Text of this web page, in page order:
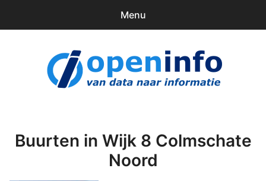
Menu
Downloads
Buurten in Wijk 8 Colmschate
Noord